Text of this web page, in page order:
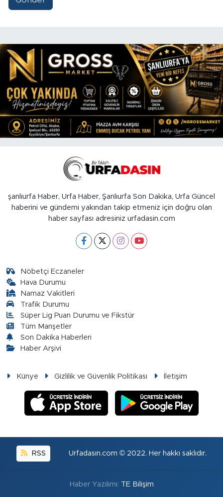
şanlıurfa Haber, Urfa Haber, Şanlıurfa Son Dakika, Urfa Güncel
haberini ve gündemi yakından takip etmeniz için doğru olan
haber sayfası adresiniz urfadasin.com
Nöbetçi Eczaneler
Hava Durumu
Namaz Vakitleri
Trafik Durumu
Süper Lig Puan Durumu ve Fikstür
Tüm Manşetler
Son Dakika Haberleri
Haber Arşivi
Künye Gizlilik ve Güvenlik Politikası İletişim
RSS Urfadasın.com © 2022. Her hakkı saklıdır.
Haber Yazılımı: TE Bilişim